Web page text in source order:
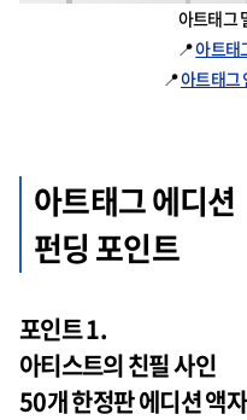
아트태그
📍아트태
📍아트태그
아트태그 에디션
펀딩 포인트
포인트 1.
아티스트의 친필 사인
50개 한정판 에디션 액